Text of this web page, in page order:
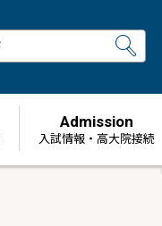
Admission
⼊試情報・高大院接続